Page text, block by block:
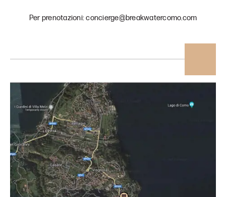
Per prenotazioni: concierge@breakwatercomo.com